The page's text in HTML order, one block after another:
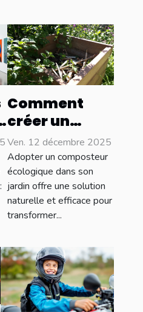
Comment
créer un
composteur
écologique
pour votre
jardin ?
Ven. 12 décembre 2025
Adopter un composteur
écologique dans son
jardin offre une solution
naturelle et efficace pour
transformer...